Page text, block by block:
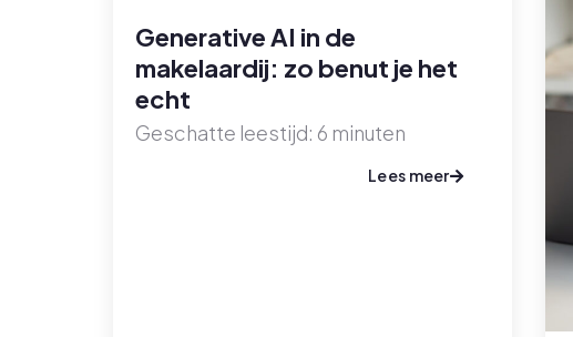
Generative AI in de
makelaardij: zo benut je het
echt
Geschatte leestijd: 6 minuten
Lees meer